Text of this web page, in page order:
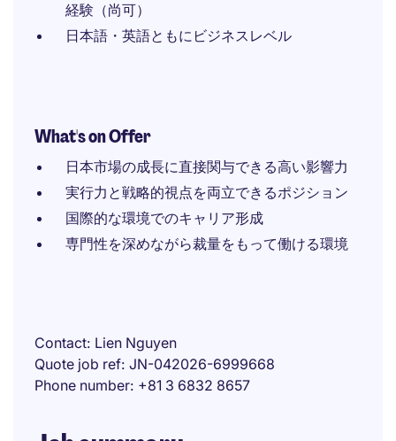
経験（尚可）
日本語・英語ともにビジネスレベル
What's on Offer
日本市場の成長に直接関与できる高い影響力
実行力と戦略的視点を両立できるポジション
国際的な環境でのキャリア形成
専門性を深めながら裁量をもって働ける環境
Contact Lien Nguyen
Quote job ref JN-042026-6999668
Phone number +81 3 6832 8657